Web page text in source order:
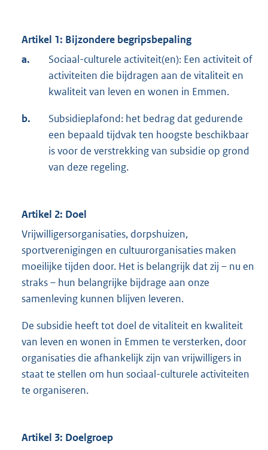
Artikel 1: Bijzondere begripsbepaling
a.
Sociaal-culturele activiteit(en): Een activiteit of
activiteiten die bijdragen aan de vitaliteit en
kwaliteit van leven en wonen in Emmen.
b.
Subsidieplafond: het bedrag dat gedurende
een bepaald tijdvak ten hoogste beschikbaar
is voor de verstrekking van subsidie op grond
van deze regeling.
Artikel 2: Doel
Vrijwilligersorganisaties, dorpshuizen,
sportverenigingen en cultuurorganisaties maken
moeilijke tijden door. Het is belangrijk dat zij – nu en
straks – hun belangrijke bijdrage aan onze
samenleving kunnen blijven leveren.
De subsidie heeft tot doel de vitaliteit en kwaliteit
van leven en wonen in Emmen te versterken, door
organisaties die afhankelijk zijn van vrijwilligers in
staat te stellen om hun sociaal-culturele activiteiten
te organiseren.
Artikel 3: Doelgroep